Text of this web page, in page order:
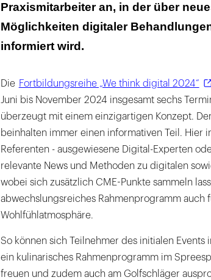
Praxismitarbeiter an, in der über
Möglichkeiten digitaler
informiert wird.
Die Fortbildungsreihe „We think digital 2024“
Juni bis November 2024 insgesamt sechs
überzeugt mit einem einzigartigen Konzept.
beinhalten immer einen informativen Teil. Hier
Referenten - ausgewiesene Digital-Experten
relevante News und Methoden zu digitalen
wobei sich zusätzlich CME-Punkte sammeln
abwechslungsreiches Rahmenprogramm auch
Wohlfühlatmosphäre.
So können sich Teilnehmer des initialen
ein kulinarisches Rahmenprogramm im
freuen und zudem auch am Golfschläger